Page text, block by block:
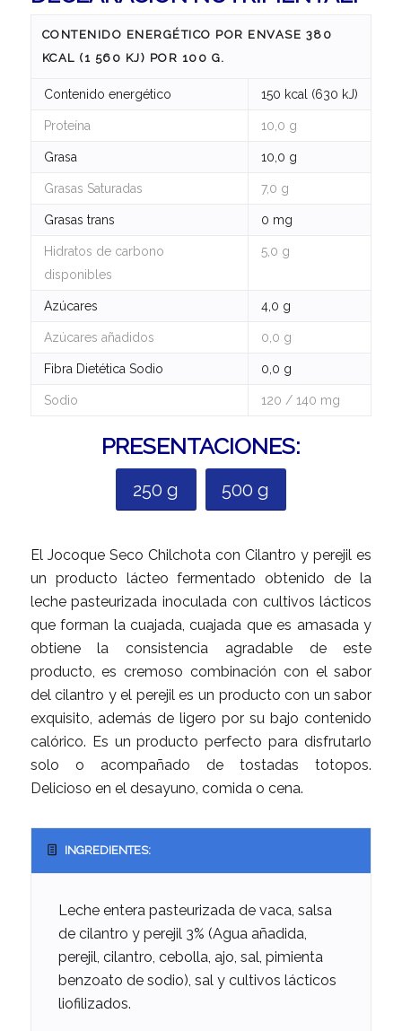
CONTENIDO ENERGÉTICO POR ENVASE 380
KCAL (1 560 KJ) POR 100 G.
Contenido energético 150 kcal (630 kJ)
Proteína 10,0 g
Grasa 10,0 g
Grasas Saturadas 7,0 g
Grasas trans 0 mg
Hidratos de carbono
disponibles
5,0 g
Azúcares 4,0 g
Azúcares añadidos 0,0 g
Fibra Dietética Sodio 0,0 g
Sodio 120 / 140 mg
PRESENTACIONES:
250 g 500 g
El Jocoque Seco Chilchota con Cilantro y perejil es
un producto lácteo fermentado obtenido de la
leche pasteurizada inoculada con cultivos lácticos
que forman la cuajada, cuajada que es amasada y
obtiene la consistencia agradable de este
producto, es cremoso combinación con el sabor
del cilantro y el perejil es un producto con un sabor
exquisito, además de ligero por su bajo contenido
calórico. Es un producto perfecto para disfrutarlo
solo o acompañado de tostadas totopos.
Delicioso en el desayuno, comida o cena.
INGREDIENTES:
Leche entera pasteurizada de vaca, salsa
de cilantro y perejil 3% (Agua añadida,
perejil, cilantro, cebolla, ajo, sal, pimienta
benzoato de sodio), sal y cultivos lácticos
liofilizados.